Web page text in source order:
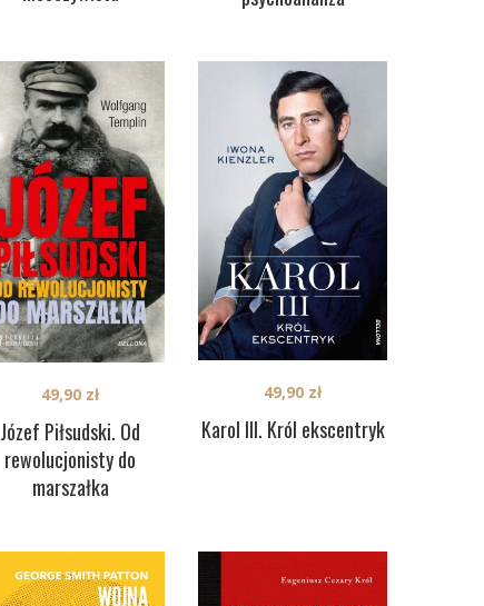
Józef Piłsudski. Od
rewolucjonisty do
marszałka
49,90 zł
Karol III. Król ekscentryk
49,90 zł